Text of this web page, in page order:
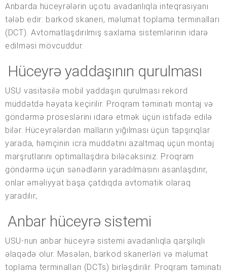
Anbarda hüceyrələrin uçotu avadanlıqla inteqrasiyanı
tələb edir: barkod skaneri, məlumat toplama terminalları
(DCT). Avtomatlaşdırılmış saxlama sistemlərinin idarə
edilməsi mövcuddur.
Hüceyrə yaddaşının qurulması
USU vasitəsilə mobil yaddaşın qurulması rekord
müddətdə həyata keçirilir. Proqram təminatı montaj və
göndərmə proseslərini idarə etmək üçün istifadə edilə
bilər. Hüceyrələrdən malların yığılması üçün tapşırıqlar
yarada, həmçinin icra müddətini azaltmaq üçün montaj
marşrutlarını optimallaşdıra biləcəksiniz. Proqram
göndərmə üçün sənədlərin yaradılmasını asanlaşdırır,
onlar əməliyyat başa çatdıqda avtomatik olaraq
yaradılır;
Anbar hüceyrə sistemi
USU-nun anbar hüceyrə sistemi avadanlıqla qarşılıqlı
əlaqədə olur. Məsələn, barkod skanerləri və məlumat
toplama terminalları (DCTs) birləşdirilir. Proqram təminatı